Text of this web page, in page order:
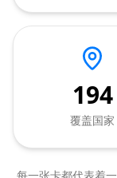
194
覆盖国家